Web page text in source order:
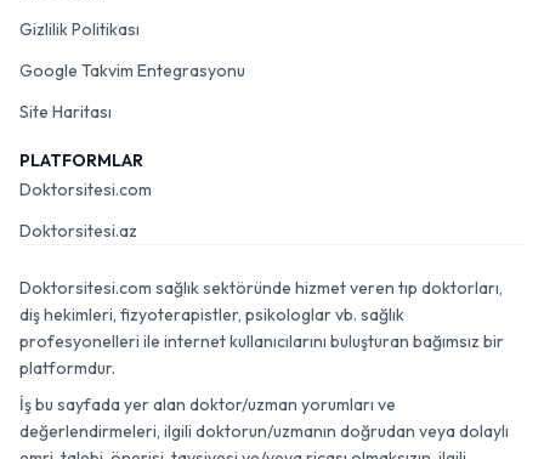
Gizlilik Politikası
Google Takvim Entegrasyonu
Site Haritası
PLATFORMLAR
Doktorsitesi.com
Doktorsitesi.az
Doktorsitesi.com sağlık sektöründe hizmet veren tıp doktorları,
diş hekimleri, fizyoterapistler, psikologlar vb. sağlık
profesyonelleri ile internet kullanıcılarını buluşturan bağımsız bir
platformdur.
İş bu sayfada yer alan doktor/uzman yorumları ve
değerlendirmeleri, ilgili doktorun/uzmanın doğrudan veya dolaylı